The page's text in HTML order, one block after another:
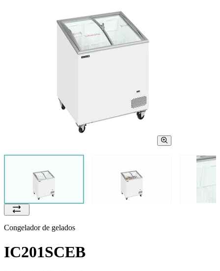
Congelador de gelados
IC201SCEB